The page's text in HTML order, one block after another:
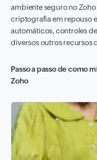
ambiente seguro no
criptografia em repouso
automáticos, controles
diversos outros recursos
Passo a passo de como
Zoho